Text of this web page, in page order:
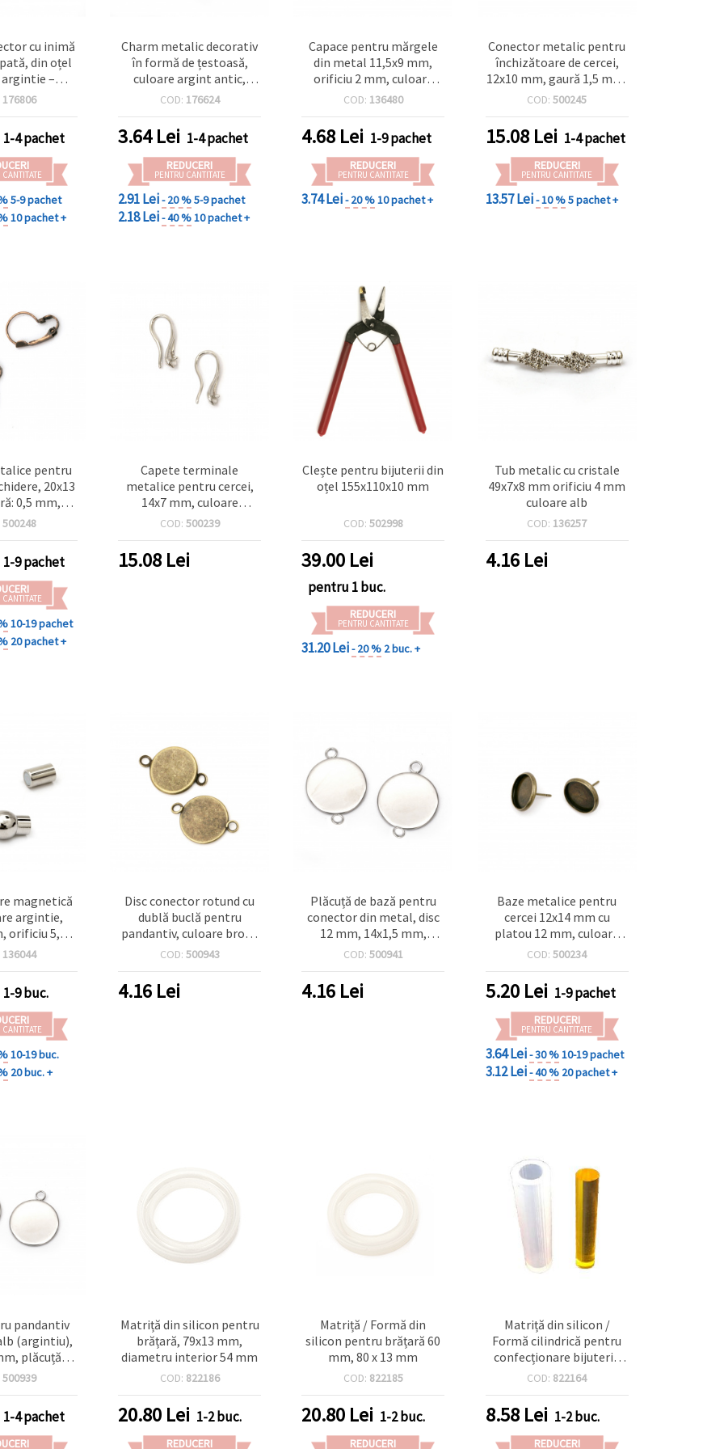
cu inimă
din oțel
–
– orificiu 1
176806
1-4 pachet
CANTITATE
5-9 pachet
10 pachet +
Charm metalic decorativ
în formă de țestoasă,
culoare argint antic,
37x28x3 mm, orificiu 3
bijuterii handmade
COD: 176624
3.64Lei 1-4 pachet
REDUCERI
PENTRU CANTITATE
2.91 Lei- 20 %5-9 pachet
2.18 Lei- 40 %10 pachet +
Capace pentru mărgele
din metal 11,5x9 mm,
orificiu 2 mm, culoare
argint antichizat – 20
COD: 136480
4.68 Lei 1-9 pachet
REDUCERI
PENTRU CANTITATE
3.74 Lei- 20 %10 pachet +
Conector metalic pentru
închizătoare de cercei,
12x10 mm, gaură 1,5 mm,
culoare aurie – 10 bucăți
COD:500245
15.08Lei 1-4 pachet
REDUCERI
PENTRU CANTITATE
13.57 Lei- 10 %5 pachet +
pentru
20x13
0,5 mm,
antichizat –
500248
1-9 pachet
CANTITATE
10-19 pachet
20 pachet +
Capete terminale
metalice pentru cercei,
14x7 mm, culoare
argintiu - 10 bucăți
COD: 500239
15.08 Lei
Clește pentru bijuterii din
oțel 155x110x10 mm
COD: 502998
39.00 Lei
pentru 1 buc.
REDUCERI
PENTRU CANTITATE
31.20 Lei- 20 % 2 buc. +
Tub metalic cu cristale
49x7x8 mm orificiu 4 mm
culoare alb
COD: 136257
4.16Lei
magnetică
argintie,
orificiu 5,5
pentru
136044
1-9 buc.
CANTITATE
10-19 buc.
20 buc. +
Disc conector rotund cu
dublă buclă pentru
pandantiv, culoare bronz
antic, bază metalică — 14
găuri 2 mm, set 10 bucăți
COD: 500943
4.16 Lei
Plăcuță de bază pentru
conector din metal, disc
12 mm, 14x1,5 mm,
orificiu 2 mm, culoare
COD: 500941
4.16 Lei
Baze metalice pentru
cercei 12x14 mm cu
platou 12 mm, culoare
bronz antichizat - set 10
COD:500234
5.20Lei 1-9 pachet
REDUCERI
PENTRU CANTITATE
3.64 Lei- 30 %10-19 pachet
3.12 Lei- 40 % 20 pachet +
pandantiv
(argintiu),
plăcuță
12 mm,
500939
1-4 pachet
Matriță din silicon pentru
brățară, 79x13 mm,
diametru interior 54 mm
COD: 822186
20.80 Lei 1-2 buc.
REDUCERI
Matriță / Formă din
silicon pentru brățară 60
mm, 80 x 13 mm
COD: 822185
20.80 Lei 1-2 buc.
REDUCERI
Matriță din silicon /
Formă cilindrică pentru
confecționare bijuterii,
16x50 mm
COD: 822164
8.58Lei 1-2 buc.
REDUCERI